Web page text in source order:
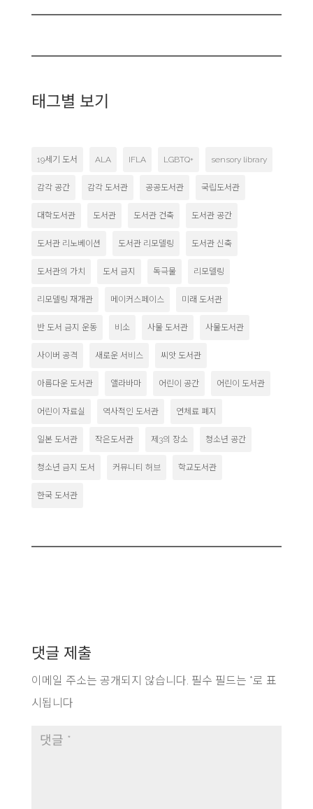
태그별 보기
19세기 도서 ALA IFLA LGBTQ+ sensory library
감각 공간 감각 도서관 공공도서관 국립도서관
대학도서관 도서관 도서관 건축 도서관 공간
도서관 리노베이션 도서관 리모델링 도서관 신축
도서관의 가치 도서 금지 독극물 리모델링
리모델링 재개관 메이커스페이스 미래 도서관
반 도서 금지 운동 비소 사물 도서관 사물도서관
사이버 공격 새로운 서비스 씨앗 도서관
아름다운 도서관 앨라바마 어린이 공간 어린이 도서관
어린이 자료실 역사적인 도서관 연체료 폐지
일본 도서관 작은도서관 제3의 장소 청소년 공간
청소년 금지 도서 커뮤니티 허브 학교도서관
한국 도서관
댓글 제출
이메일 주소는 공개되지 않습니다. 필수 필드는 *로 표
시됩니다